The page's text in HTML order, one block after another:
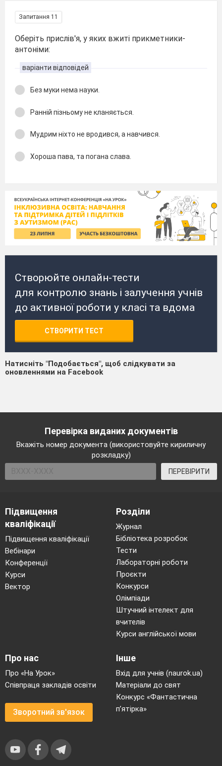
Запитання 11
Оберіть прислів'я, у яких вжиті прикметники-
антоніми:
варіанти відповідей
Без муки нема науки.
Ранній пізньому не кланяється.
Мудрим ніхто не вродився, а навчився.
Хороша пава, та погана слава.
Створюйте онлайн-тести
для контролю знань і залучення учнів
до активної роботи у класі та вдома
СТВОРИТИ ТЕСТ
Натисніть "Подобається", щоб слідкувати за
оновленнями на Facebook
Перевірка виданих документів
Вкажіть номер документа (використовуйте кириличну
розкладку)
ПЕРЕВІРИТИ
Підвищення
кваліфікації
Підвищення кваліфікації
Вебінари
Конференції
Курси
Вектор
Розділи
Журнал
Бібліотека розробок
Тести
Лабораторні роботи
Проєкти
Конкурси
Олімпіади
Штучний інтелект для
вчителів
Курси англійської мови
Про нас
Про «На Урок»
Співпраця закладів освіти
Зворотний зв'язок
Інше
Вхід для учнів (naurok.ua)
Матеріали до свят
Конкурс «Фантастична
п’ятірка»